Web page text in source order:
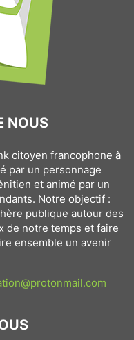
NOUS
citoyen francophone à
par un personnage
et animé par un
Notre objectif :
publique autour des
de notre temps et faire
ensemble un avenir